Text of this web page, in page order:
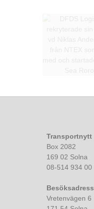
Transportnytt
Box 2082
169 02 Solna
08-514 934 00
Besöksadress
Vretenvägen 6